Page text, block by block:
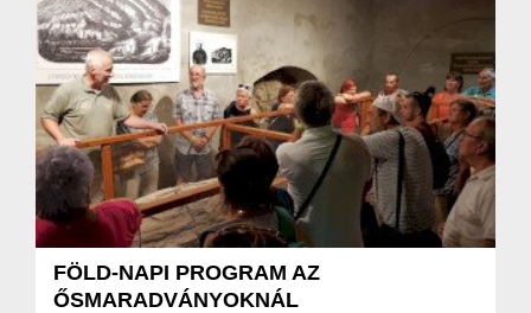
FÖLD-NAPI PROGRAM AZ
ŐSMARADVÁNYOKNÁL